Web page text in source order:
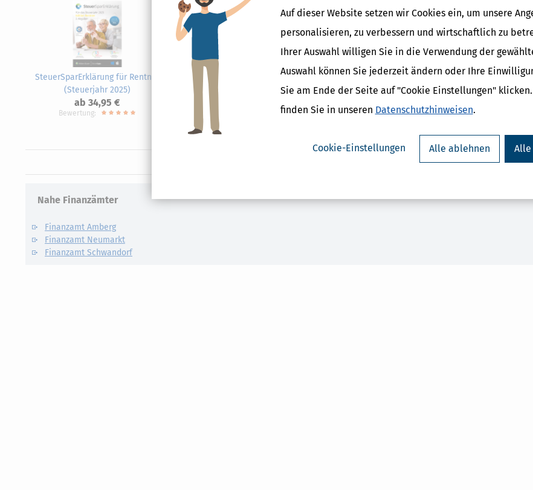
Auf dieser Website setzen wir Cookies ein, um unsere
personalisieren, zu verbessern und wirtschaftlich zu
Ihrer Auswahl willigen Sie in die Verwendung der
Auswahl können Sie jederzeit ändern oder Ihre
Sie am Ende der Seite auf "Cookie Einstellungen"
finden Sie in unseren Datenschutzhinweisen.
Cookie-Einstellungen Alle ablehnen Alle
SteuerSparErklärung für Rentner
(Steuerjahr 2025)
ab 34,95 €
Bewertung:
SteuerSparErklärung plus (Steuerjahr
2025) - gewerbliche Lizenz
ab 289,95 €
Selbstständige
Nahe Finanzämter
Finanzamt Amberg
Finanzamt Neumarkt
Finanzamt Schwandorf